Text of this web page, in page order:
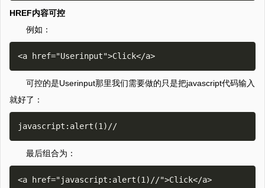
HREF内容可控
例如：
可控的是Userinput那里我们需要做的只是把javascript代码输入
就好了：
最后组合为：